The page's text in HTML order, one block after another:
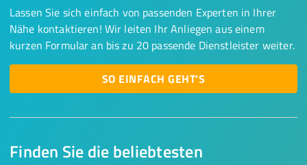
Finden Sie die beliebtesten
Lassen Sie sich einfach von passenden Experten in Ihrer
Nähe kontaktieren! Wir leiten Ihr Anliegen aus einem
kurzen Formular an bis zu 20 passende Dienstleister weiter.
SO EINFACH GEHT'S